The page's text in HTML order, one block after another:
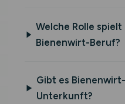
Welche Rolle spielt
Bienenwirt-Beruf?
Gibt es
Unterkunft?